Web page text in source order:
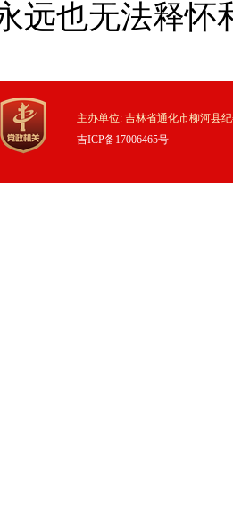
远也无法释怀
主办单位: 吉林省通化市柳河县
吉ICP备17006465号